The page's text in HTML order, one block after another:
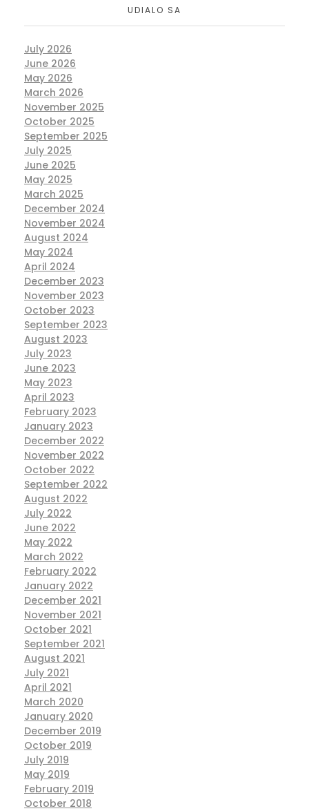
UDIALO SA
July 2026
June 2026
May 2026
March 2026
November 2025
October 2025
September 2025
July 2025
June 2025
May 2025
March 2025
December 2024
November 2024
August 2024
May 2024
April 2024
December 2023
November 2023
October 2023
September 2023
August 2023
July 2023
June 2023
May 2023
April 2023
February 2023
January 2023
December 2022
November 2022
October 2022
September 2022
August 2022
July 2022
June 2022
May 2022
March 2022
February 2022
January 2022
December 2021
November 2021
October 2021
September 2021
August 2021
July 2021
April 2021
March 2020
January 2020
December 2019
October 2019
July 2019
May 2019
February 2019
October 2018